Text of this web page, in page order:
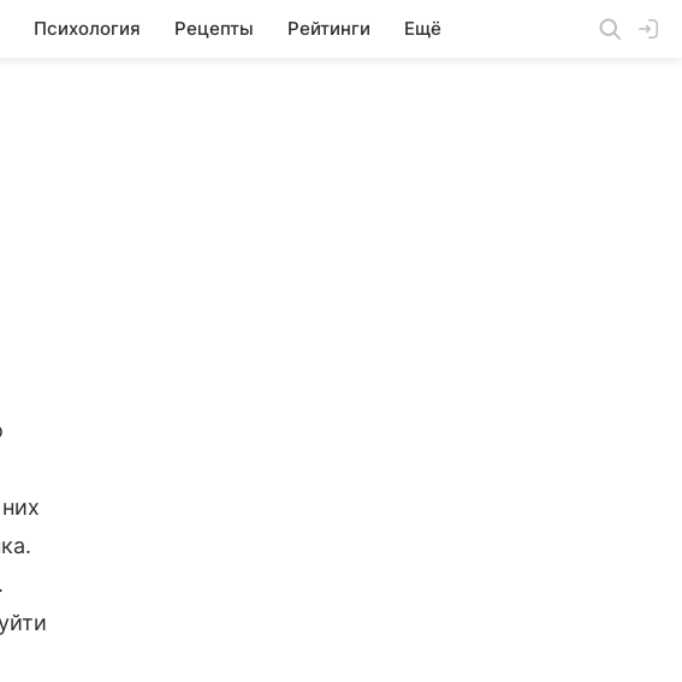
Психология Рецепты Рейтинги Ещё